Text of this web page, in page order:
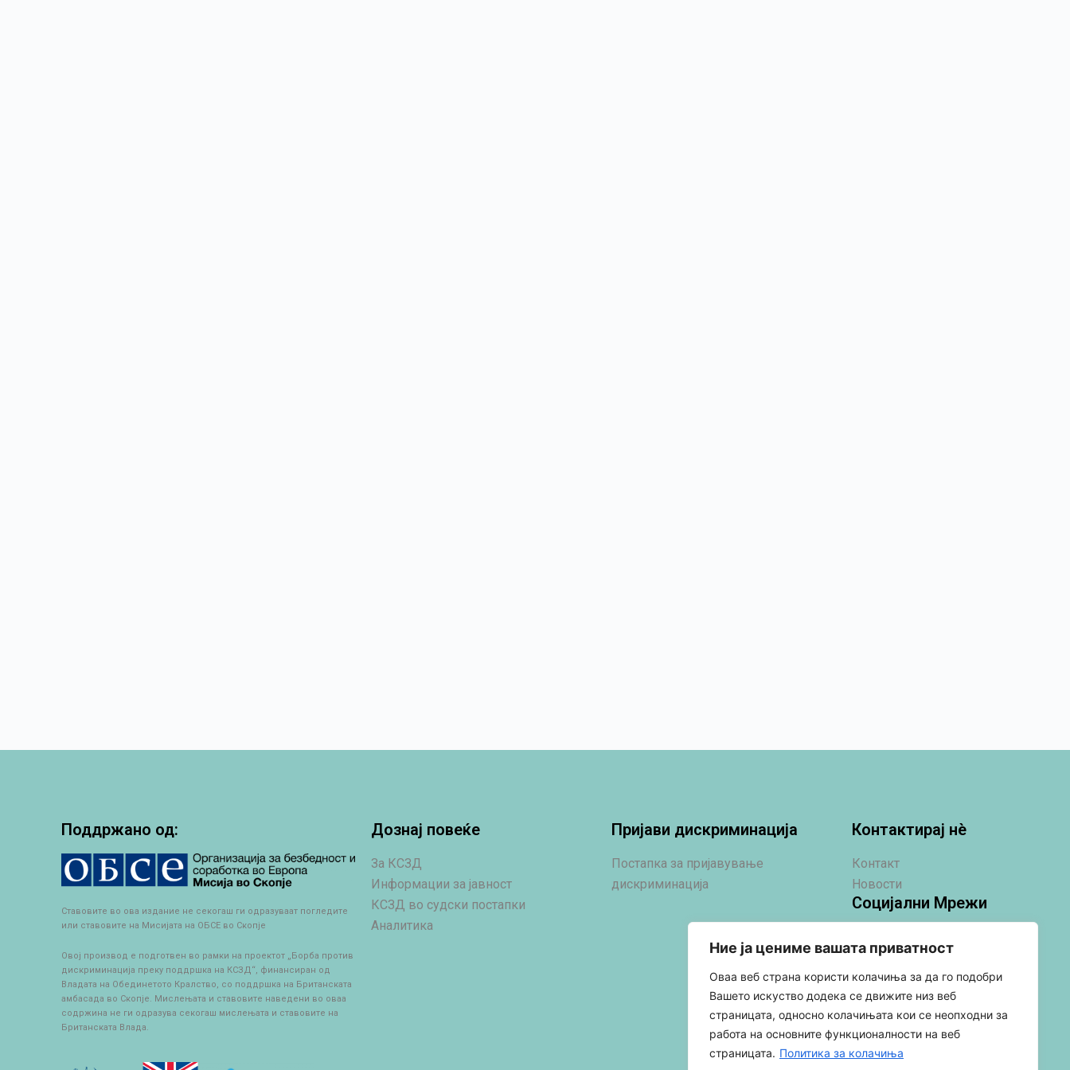
Ние ја цениме вашата приватност
Оваа веб страна користи колачиња за да го подобри
Вашето искуство додека се движите низ веб
страницата, односно колачињата кои се неопходни за
работа на основните функционалности на веб
страницата. Политика за колачиња
Поддржано од:
Ставовите во ова издание не секогаш ги одразуваат погледите
или ставовите на Мисијата на ОБСЕ во Скопје
Овој производ е подготвен во рамки на проектот „Борба против
дискриминација преку поддршка на КСЗД“, финансиран од
Владата на Обединетото Кралство, со поддршка на Британската
амбасада во Скопје. Мислењата и ставовите наведени во оваа
содржина не ги одразува секогаш мислењата и ставовите на
Британската Влада.
Дознај повеќе
За КСЗД
Информации за јавност
КСЗД во судски постапки
Аналитика
Пријави дискриминација
Постапка за пријавување
дискриминација
Контактирај нè
Контакт
Новости
Социјални Мрежи